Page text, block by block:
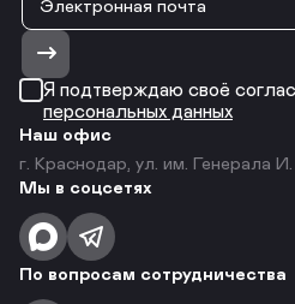
Я подтверждаю своё
персональных данных
Наш офис
г. Краснодар, ул. им.
Мы в соцсетях
По вопросам сотрудничества